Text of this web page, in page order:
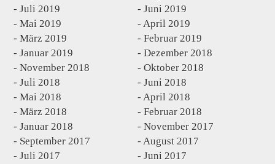
Juli 2019
Juni 2019
Mai 2019
April 2019
März 2019
Februar 2019
Januar 2019
Dezember 2018
November 2018
Oktober 2018
Juli 2018
Juni 2018
Mai 2018
April 2018
März 2018
Februar 2018
Januar 2018
November 2017
September 2017
August 2017
Juli 2017
Juni 2017